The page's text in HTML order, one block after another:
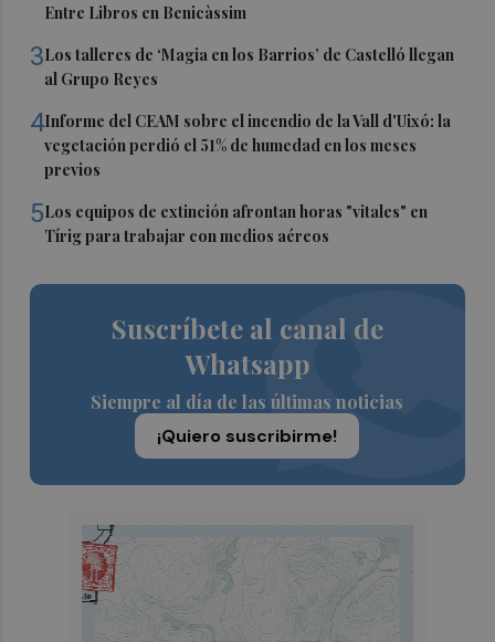
Entre Libros en Benicàssim
3Los talleres de ‘Magia en los Barrios’ de Castelló llegan
al Grupo Reyes
4Informe del CEAM sobre el incendio de la Vall d'Uixó: la
vegetación perdió el 51% de humedad en los meses
previos
5Los equipos de extinción afrontan horas "vitales" en
Tírig para trabajar con medios aéreos
Suscríbete al canal de
Whatsapp
Siempre al día de las últimas noticias
¡Quiero suscribirme!